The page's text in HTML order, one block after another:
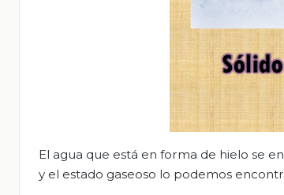
El agua que está en forma de hielo se
y el estado gaseoso lo podemos